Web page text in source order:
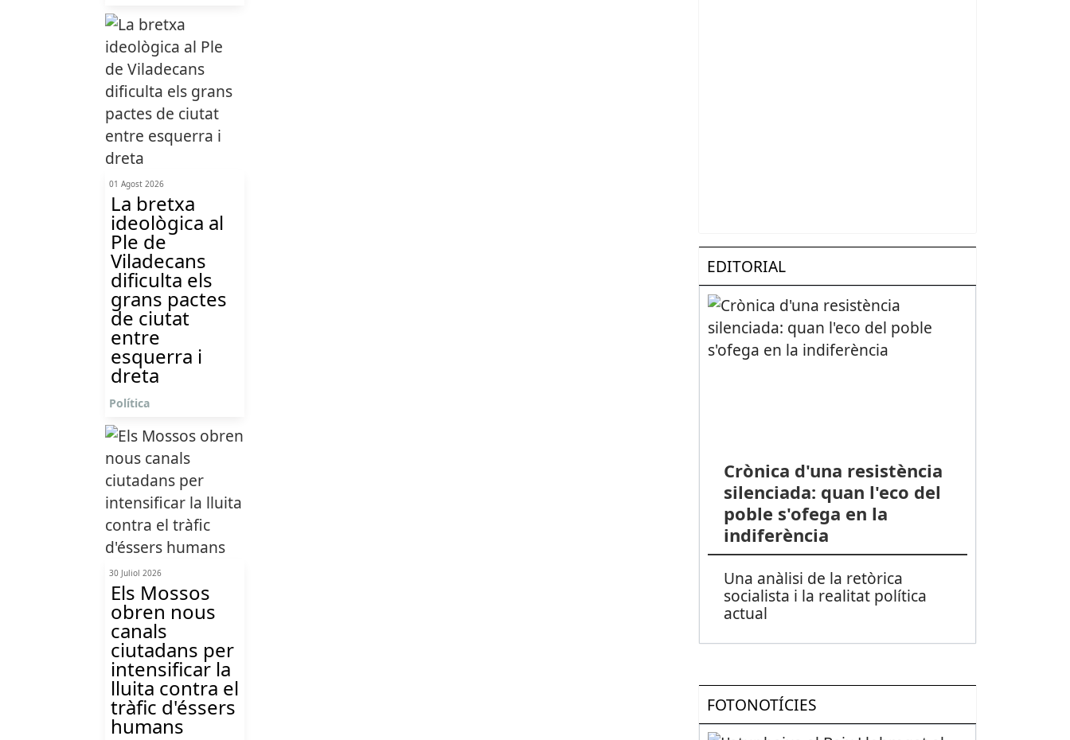
01 Agost 2026
La bretxa
ideològica al
Ple de
Viladecans
dificulta els
grans pactes
de ciutat
entre
esquerra i
dreta
Política
30 Juliol 2026
Els Mossos
obren nous
canals
ciutadans per
intensificar la
lluita contra el
tràfic d'éssers
humans
EDITORIAL
Crònica d'una resistència
silenciada: quan l'eco del
poble s'ofega en la
indiferència
Una anàlisi de la retòrica
socialista i la realitat política
actual
FOTONOTÍCIES